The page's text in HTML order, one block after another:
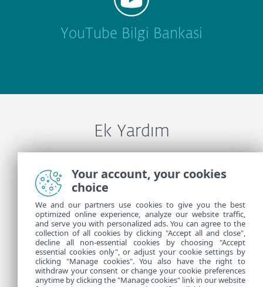
YouTube Bilgi Bankasi
Ek Yardım
Daha Fazla Bilgi
Destek Haberleri
Müşteriler İçin Tavsiyeleri
Your account, your cookies
choice
We and our partners use cookies to give you the best
optimized online experience, analyze our website traffic,
and serve you with personalized ads. You can agree to the
collection of all cookies by clicking "Accept all and close",
decline all non-essential cookies by choosing "Accept
essential cookies only", or adjust your cookie settings by
clicking "Manage cookies". You also have the right to
withdraw your consent or change your cookie preferences
anytime by clicking the "Manage cookies" link in our website